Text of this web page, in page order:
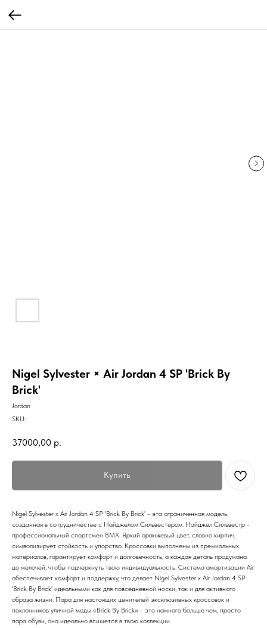
Nigel Sylvester × Air Jordan 4 SP 'Brick By
Brick'
Jordan
SKU:
37000,00 р.
Купить
Nigel Sylvester x Air Jordan 4 SP 'Brick By Brick' - эта ограниченная модель,
созданная в сотрудничестве с Найджелом Сильвестером. Найджел Сильвестр -
профессиональный спортсмен BMX. Яркий оранжевый цвет, словно кирпич,
символизирует стойкость и упорство. Кроссовки выполнены из премиальных
материалов, гарантирует комфорт и долговечность, а каждая деталь продумана
до мелочей, чтобы подчеркнуть твою индивидуальность. Система амортизации Air
обеспечивает комфорт и поддержку, что делает Nigel Sylvester x Air Jordan 4 SP
'Brick By Brick' идеальными как для повседневной носки, так и для активного
образа жизни. Пара для настоящих ценителей эксклюзивных кроссовок и
поклонников уличной моды «Brick By Brick» - это намного больше чем, просто
пара обуви, она идеально впишется в твою коллекции.